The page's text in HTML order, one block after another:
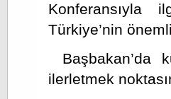
Konferansıyla
Türkiye’nin
Başbakan’da
ilerletmek